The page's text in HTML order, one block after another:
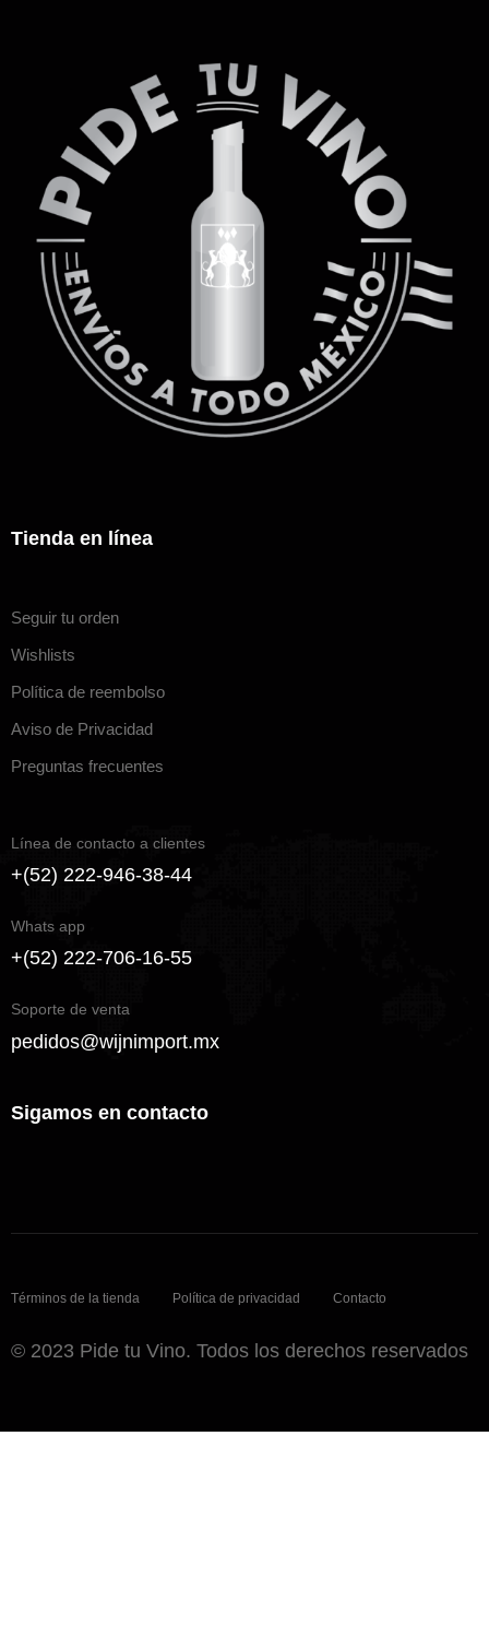
Tienda en línea
Seguir tu orden
Wishlists
Política de reembolso
Aviso de Privacidad
Preguntas frecuentes
Línea de contacto a clientes
+(52) 222-946-38-44
Whats app
+(52) 222-706-16-55
Soporte de venta
pedidos@wijnimport.mx
Sigamos en contacto
Términos de la tienda Política de privacidad Contacto
© 2023 Pide tu Vino. Todos los derechos reservados